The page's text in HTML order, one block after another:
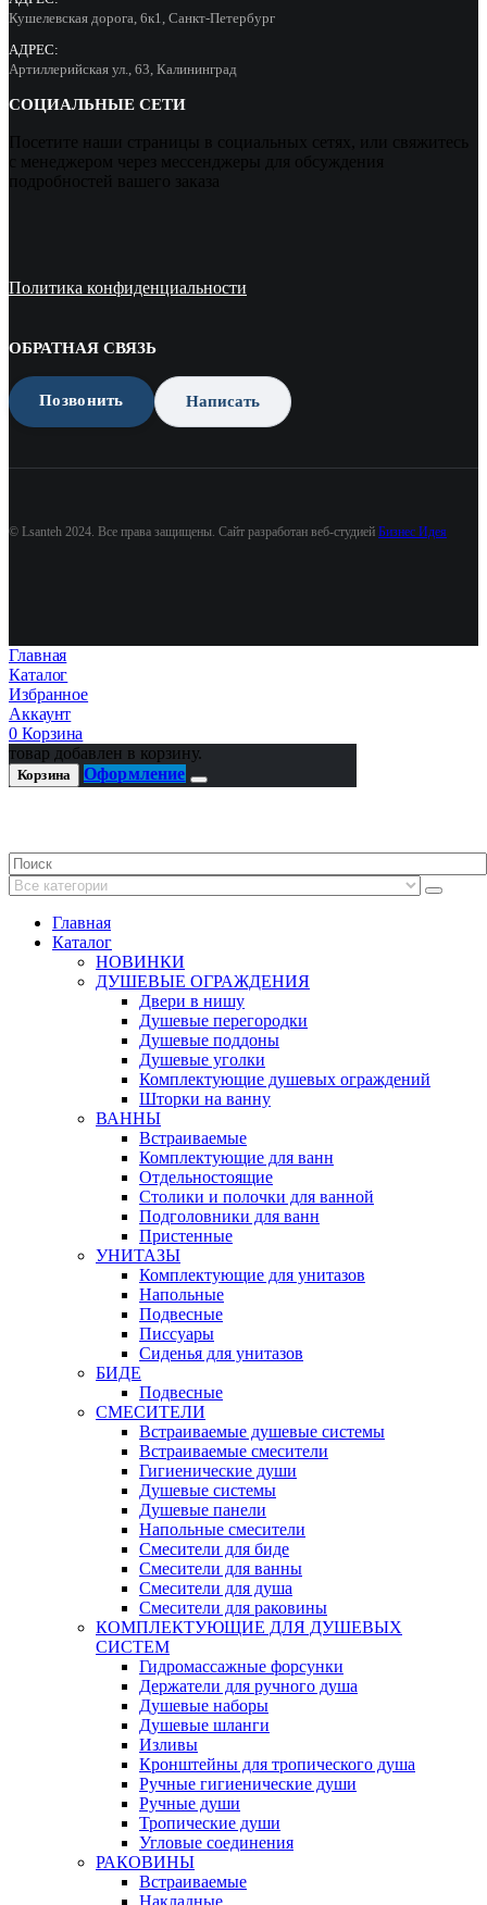
Кушелевская дорога, 6к1, Санкт-Петербург
АДРЕС:
Артиллерийская ул., 63, Калининград
СОЦИАЛЬНЫЕ СЕТИ
Посетите наши страницы в социальных сетях, или свяжитесь
с менеджером через мессенджеры для обсуждения
подробностей вашего заказа
Политика конфиденциальности
ОБРАТНАЯ СВЯЗЬ
Позвонить Написать
© Lsanteh 2024. Все права защищены. Сайт разработан веб-студией Бизнес Идея
Главная
Каталог
Избранное
Аккаунт
0 Корзина
товар добавлен в корзину.
Корзина Оформление
Главная
Каталог
НОВИНКИ
ДУШЕВЫЕ ОГРАЖДЕНИЯ
Двери в нишу
Душевые перегородки
Душевые поддоны
Душевые уголки
Комплектующие душевых ограждений
Шторки на ванну
ВАННЫ
Встраиваемые
Комплектующие для ванн
Отдельностоящие
Столики и полочки для ванной
Подголовники для ванн
Пристенные
УНИТАЗЫ
Комплектующие для унитазов
Напольные
Подвесные
Писсуары
Сиденья для унитазов
БИДЕ
Подвесные
СМЕСИТЕЛИ
Встраиваемые душевые системы
Встраиваемые смесители
Гигиенические души
Душевые системы
Душевые панели
Напольные смесители
Смесители для биде
Смесители для ванны
Смесители для душа
Смесители для раковины
КОМПЛЕКТУЮЩИЕ ДЛЯ ДУШЕВЫХ
СИСТЕМ
Гидромассажные форсунки
Держатели для ручного душа
Душевые наборы
Душевые шланги
Изливы
Кронштейны для тропического душа
Ручные гигиенические души
Ручные души
Тропические души
Угловые соединения
РАКОВИНЫ
Встраиваемые